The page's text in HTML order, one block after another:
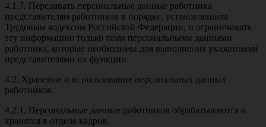
4.1.7. Передавать персональные данные работника
представителям работников в порядке, установленном
Трудовым кодексом Российской Федерации, и ограничивать
эту информацию только теми персональными данными
работника, которые необходимы для выполнения указанными
представителями их функции.
4.2. Хранение и использование персональных данных
работников.
4.2.1. Персональные данные работников обрабатываются и
хранятся в отделе кадров.